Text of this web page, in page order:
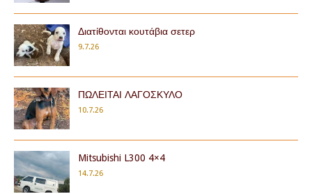
Διατίθονται κουτάβια σετερ
9.7.26
ΠΩΛΕΙΤΑΙ ΛΑΓΟΣΚΥΛΟ
10.7.26
Mitsubishi L300 4×4
14.7.26